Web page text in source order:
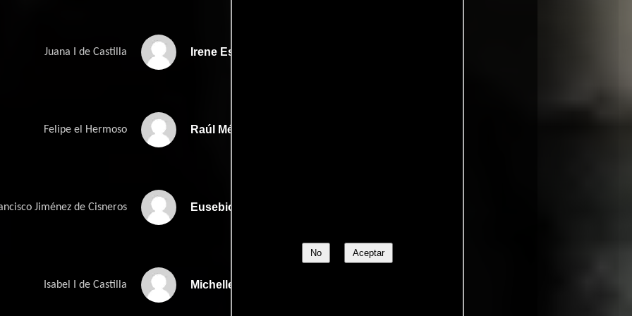
No Aceptar
Juana I de Castilla Irene Escolar
Felipe el Hermoso Raúl Mérida
Jiménez de Cisneros Eusebio Poncela
Isabel I de Castilla Michelle Jenner